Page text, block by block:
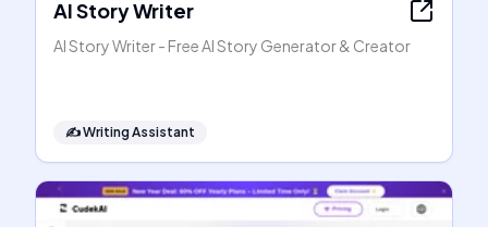
AI Story Writer
AI Story Writer - Free AI Story Generator & Creator
✍️Writing Assistant